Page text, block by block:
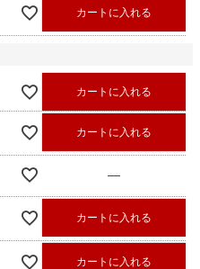
カートに入れる
カートに入れる
カートに入れる
—
カートに入れる
カートに入れる